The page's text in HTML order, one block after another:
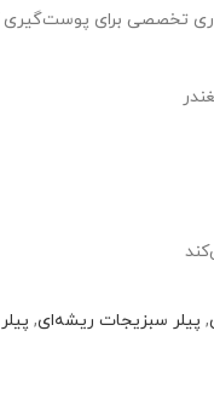
تخصصی برای
, پیلر سبزیجات ریشه‌ای,